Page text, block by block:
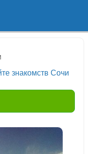
знакомств Сочи